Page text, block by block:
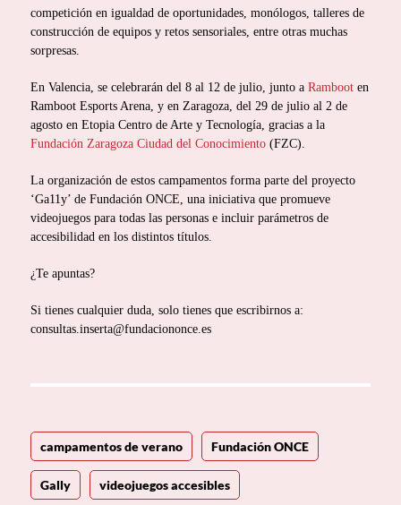
competición en igualdad de oportunidades, monólogos, talleres de
construcción de equipos y retos sensoriales, entre otras muchas
sorpresas.
En Valencia, se celebrarán del 8 al 12 de julio, junto aRamboot en
Ramboot Esports Arena, y en Zaragoza, del 29 de julio al 2 de
agosto en Etopia Centro de Arte y Tecnología, gracias a la
Fundación Zaragoza Ciudad del Conocimiento (FZC).
La organización de estos campamentos forma parte del proyecto
‘Ga11y’ de Fundación ONCE, una iniciativa que promueve
videojuegos para todas las personas e incluir parámetros de
accesibilidad en los distintos títulos.
¿Te apuntas?
Si tienes cualquier duda, solo tienes que escribirnos a:
consultas.inserta@fundaciononce.es
campamentos de verano Fundación ONCE
Gally videojuegos accesibles